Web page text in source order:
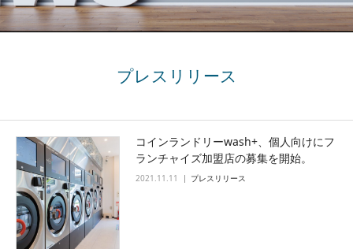
プレスリリース
コインランドリーwash+、個⼈向けにフ
ランチャイズ加盟店の募集を開始。
2021.11.11 プレスリリース
採用情報